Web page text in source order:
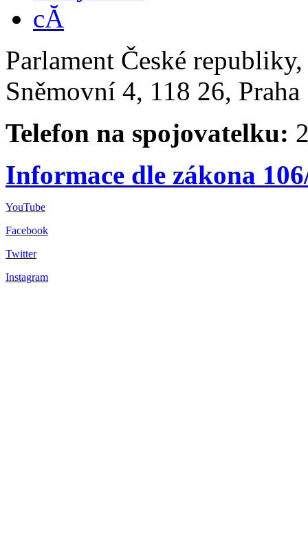
Parlament České
Sněmovní 4, 118 26,
Telefon na spojovatelku:
Informace dle zákona
YouTube
Facebook
Twitter
Instagram